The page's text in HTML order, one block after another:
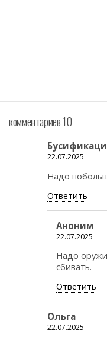
комментариев 10
22.07.2025
Надо
Ответить
Аноним
22.07.2025
Надо
сбивать.
Ответить
Ольга
22.07.2025